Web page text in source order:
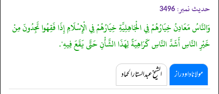
حدیث نمبر: 3496
وَالنَّاسُ مَعَادِنُ خِيَارُهُمْ فِي الْجَاهِلِيَّةِ خِيَارُهُمْ فِي الْإِسْلَامِ إِذَا فَقِهُوا تَجِدُونَ مِنْ
خَيْرِ النَّاسِ أَشَدَّ النَّاسِ كَرَاهِيَةً لِهَذَا الشَّأْنِ حَتَّى يَقَعَ فِيهِ".
مولانا داود راز الشیخ عبدالستار الحماد